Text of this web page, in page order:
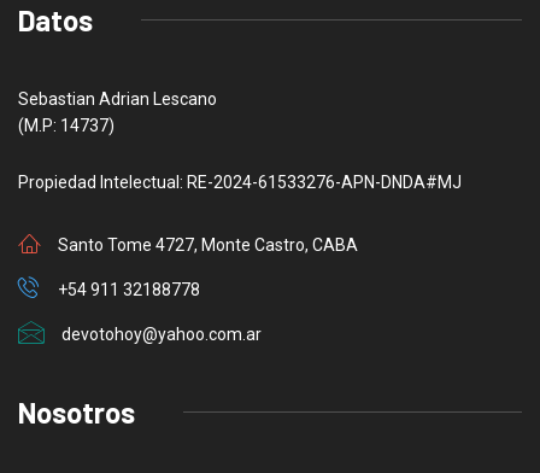
Datos
Sebastian Adrian Lescano
(M.P: 14737)
Propiedad Intelectual: RE-2024-61533276-APN-DNDA#MJ
Santo Tome 4727, Monte Castro, CABA
+54 911 32188778
devotohoy@yahoo.com.ar
Nosotros